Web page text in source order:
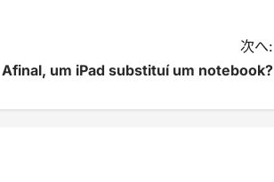
次へ:
Afinal, um iPad substituí um notebook?